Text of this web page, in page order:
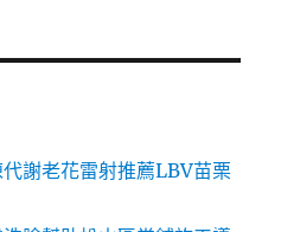
謝老花雷射推薦LBV苗栗